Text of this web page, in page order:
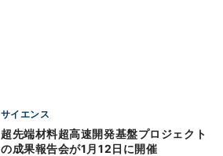
サイエンス
超先端材料超高速開発基盤プロジェクト
の成果報告会が1月12日に開催